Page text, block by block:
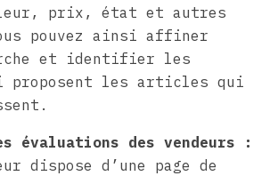
prix, état et autres
pouvez ainsi affiner
et identifier les
proposent les articles qui
évaluations des vendeurs :
dispose d’une page de